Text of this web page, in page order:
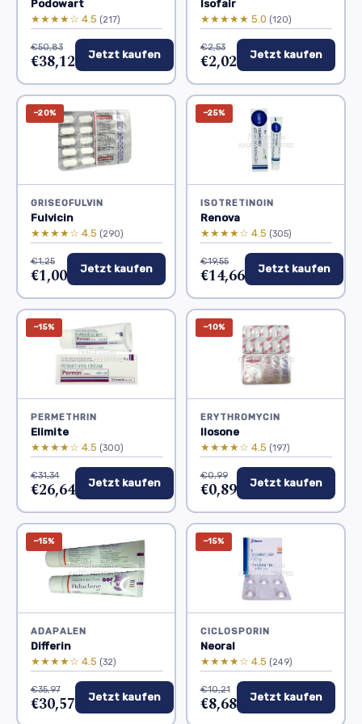
Podowart
★★★★☆ 4.5 (217)
€50,83
€38,12 Jetzt kaufen
Isofair
★★★★★ 5.0 (120)
€2,53
€2,02 Jetzt kaufen
−20%
GRISEOFULVIN
Fulvicin
★★★★☆ 4.5 (290)
€1,25
€1,00 Jetzt kaufen
−25%
ISOTRETINOIN
Renova
★★★★☆ 4.5 (305)
€19,55
€14,66 Jetzt kaufen
−15%
PERMETHRIN
Elimite
★★★★☆ 4.5 (300)
€31,34
€26,64 Jetzt kaufen
−10%
ERYTHROMYCIN
Ilosone
★★★★☆ 4.5 (197)
€0,99
€0,89 Jetzt kaufen
−15%
ADAPALEN
Differin
★★★★☆ 4.5 (32)
€35,97
€30,57 Jetzt kaufen
−15%
CICLOSPORIN
Neoral
★★★★☆ 4.5 (249)
€10,21
€8,68 Jetzt kaufen